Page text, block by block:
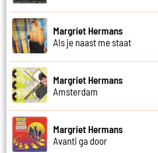
Margriet Hermans
Als je naast me staat
Margriet Hermans
Amsterdam
Margriet Hermans
Avanti ga door